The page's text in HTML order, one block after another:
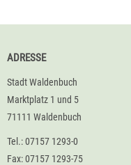
ADRESSE
Stadt Waldenbuch
Marktplatz 1 und 5
71111 Waldenbuch
Tel.: 07157 1293-0
Fax: 07157 1293-75